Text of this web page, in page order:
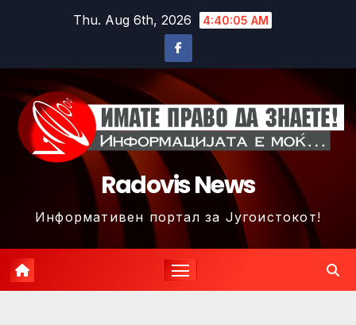
Thu. Aug 6th, 2026 4:40:08 AM
Radovis News
Информативен портал за Југоистокот!